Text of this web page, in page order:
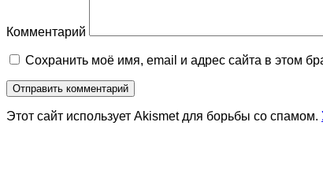
Комментарий
Сохранить моё имя, email и адрес сайта в этом
Этот сайт использует Akismet для борьбы со спамом.